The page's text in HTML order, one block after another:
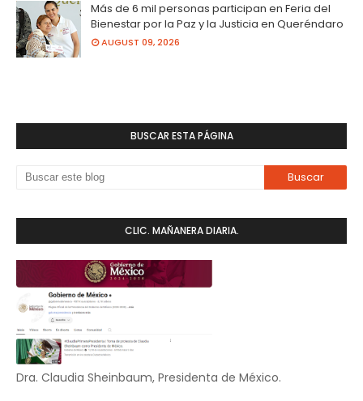
Más de 6 mil personas participan en Feria del
Bienestar por la Paz y la Justicia en Queréndaro
AUGUST 09, 2026
BUSCAR ESTA PÁGINA
CLIC. MAÑANERA DIARIA.
Dra. Claudia Sheinbaum, Presidenta de México.